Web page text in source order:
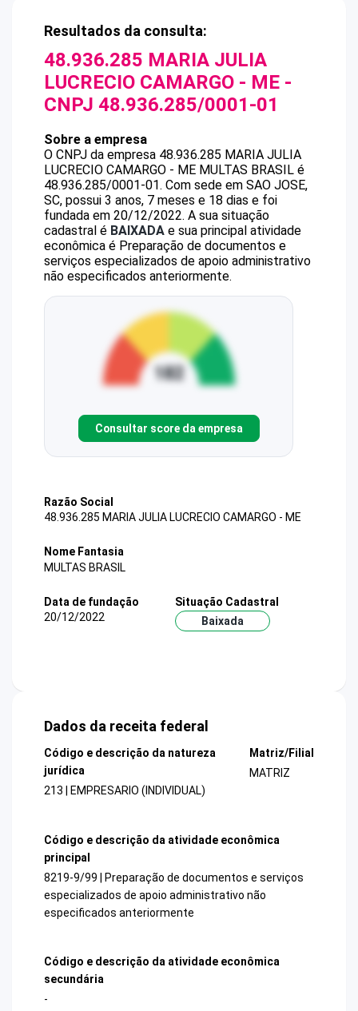
Resultados da consulta:
48.936.285 MARIA JULIA
LUCRECIO CAMARGO - ME -
CNPJ 48.936.285/0001-01
Sobre a empresa
O CNPJ da empresa 48.936.285 MARIA JULIA
LUCRECIO CAMARGO - ME MULTAS BRASIL é
48.936.285/0001-01. Com sede em SAO JOSE,
SC, possui 3 anos, 7 meses e 18 dias e foi
fundada em 20/12/2022. A sua situação
cadastral é BAIXADA e sua principal atividade
econômica é Preparação de documentos e
serviços especializados de apoio administrativo
não especificados anteriormente.
Consultar score da empresa
Razão Social
48.936.285 MARIA JULIA LUCRECIO CAMARGO - ME
Nome Fantasia
MULTAS BRASIL
Data de fundação
20/12/2022
Situação Cadastral
Baixada
Dados da receita federal
Código e descrição da natureza
jurídica
213 | EMPRESARIO (INDIVIDUAL)
Matriz/Filial
MATRIZ
Código e descrição da atividade econômica
principal
8219-9/99 | Preparação de documentos e serviços
especializados de apoio administrativo não
especificados anteriormente
Código e descrição da atividade econômica
secundária
-